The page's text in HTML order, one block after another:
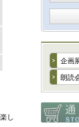
し
企画
朗読